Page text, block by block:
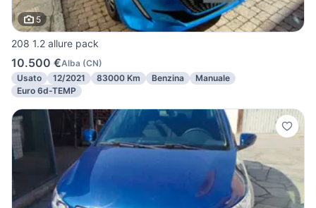
5
208 1.2 allure pack
10.500 €Alba (CN)
Usato
12/2021 83000 Km Benzina
Manuale
Euro 6d-TEMP